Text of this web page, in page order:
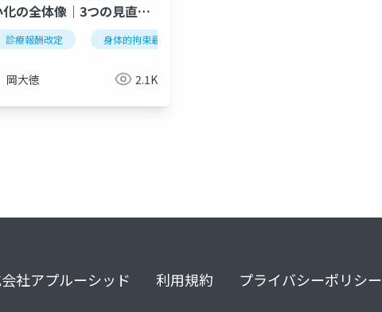
的拘束 令和8年度改定
の全体像｜3つの見直し
営への影響
診療報酬改定 身体的拘束最小化
岡大徳 2.1K
社アプルーシッド 利用規約 プライバシーポリシー